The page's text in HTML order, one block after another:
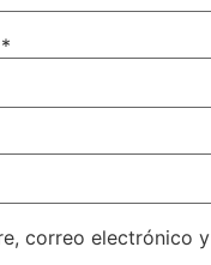
*
correo electrónico